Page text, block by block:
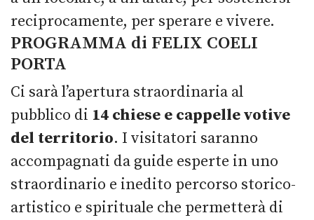
reciprocamente, per sperare e vivere.
PROGRAMMA di FELIX COELI
PORTA
Ci sarà l’apertura straordinaria al
pubblico di 14 chiese e cappelle votive
del territorio. I visitatori saranno
accompagnati da guide esperte in uno
straordinario e inedito percorso storico-
artistico e spirituale che permetterà di